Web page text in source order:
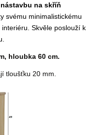
na skříň
svému minimalistickému
interiéru.Skvěle poslouží k
hloubka 60 cm.
tloušťku 20 mm.